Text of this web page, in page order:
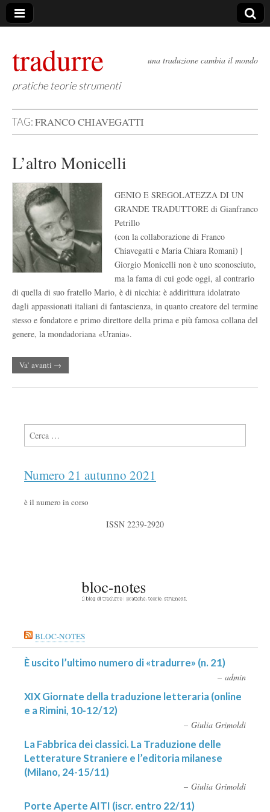
tradurre
pratiche teorie strumenti
una traduzione cambia il mondo
TAG:FRANCO CHIAVEGATTI
L’altro Monicelli
GENIO E SREGOLATEZZA DI UN
GRANDE TRADUTTORE di Gianfranco
Petrillo
(con la collaborazione di Franco
Chiavegatti e Maria Chiara Romani) |
Giorgio Monicelli non è uno sconosciuto,
ma la fama di cui gode oggi, al contrario
di quella di suo fratello Mario, è di nicchia: è addirittura idolatrato
dagli appassionati italiani di fantascienza, in quanto creatore del termine
stesso e fondatore e primo direttore della prima e più famosa collana del
genere, la mondadoriana «Urania».
Va’ avanti →
Ricerca per:
Numero 21 autunno 2021
è il numero in corso
ISSN 2239-2920
BLOC-NOTES
È uscito l’ultimo numero di «tradurre» (n. 21)
admin
XIX Giornate della traduzione letteraria (online
e a Rimini, 10-12/12)
Giulia Grimoldi
La Fabbrica dei classici. La Traduzione delle
Letterature Straniere e l’editoria milanese
(Milano, 24-15/11)
Giulia Grimoldi
Porte Aperte AITI (iscr. entro 22/11)